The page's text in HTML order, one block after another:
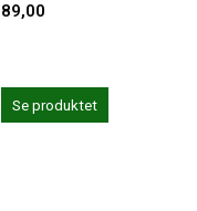
89,00
Se produktet